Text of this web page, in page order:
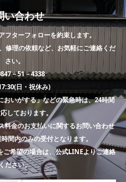
い合わせ
フターフォローを約束します。
修理の依頼など、お気軽にご連絡くだ
さい。
－51－4338
日・祝休み)
いがする」などの緊急時は、24時間
しております。
金のお支払いに関するお問い合わせ
間内のみの受付となります。
希望の場合は、公式LINEよりご連絡
ださい。